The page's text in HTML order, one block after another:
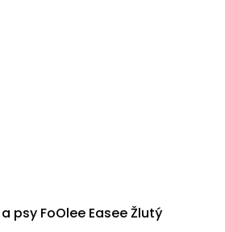
psy FoOlee Easee Žlutý